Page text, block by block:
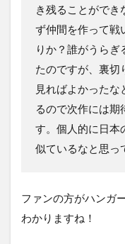
き残ることができ
ず仲間を作って戦
りか？誰がうら
たのですが、裏切
見ればよかった
るので次作には期
す。個人的に日本
似ているなと思っ
ファンの方がハンガ
わかりますね！